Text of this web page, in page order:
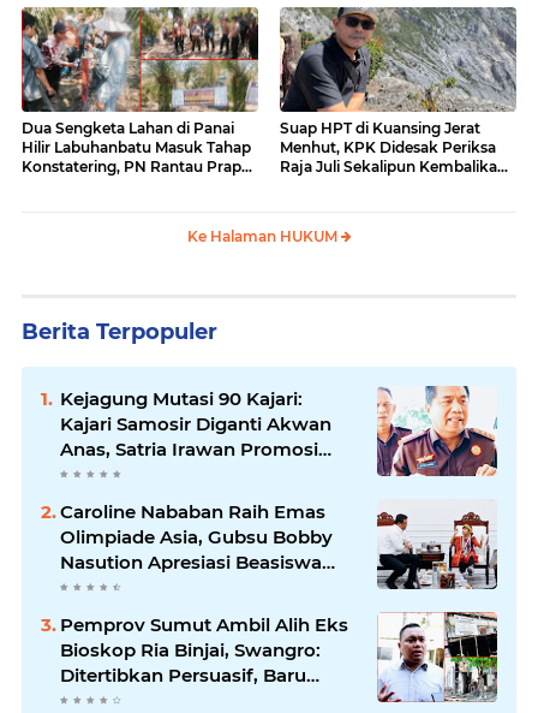
Dua Sengketa Lahan di Panai
Hilir Labuhanbatu Masuk Tahap
Konstatering, PN Rantau Prapat
Suap HPT di Kuansing Jerat
Menhut, KPK Didesak Periksa
Raja Juli Sekalipun Kembalikan
Ke Halaman HUKUM
Berita Terpopuler
Kejagung Mutasi 90 Kajari:
Kajari Samosir Diganti Akwan
Anas, Satria Irawan Promosi
Kemana?
Caroline Nababan Raih Emas
Olimpiade Asia, Gubsu Bobby
Nasution Apresiasi Beasiswa
dan Bimbel
Pemprov Sumut Ambil Alih Eks
Bioskop Ria Binjai, Swangro:
Ditertibkan Persuasif, Baru
Kelola dengan Baik